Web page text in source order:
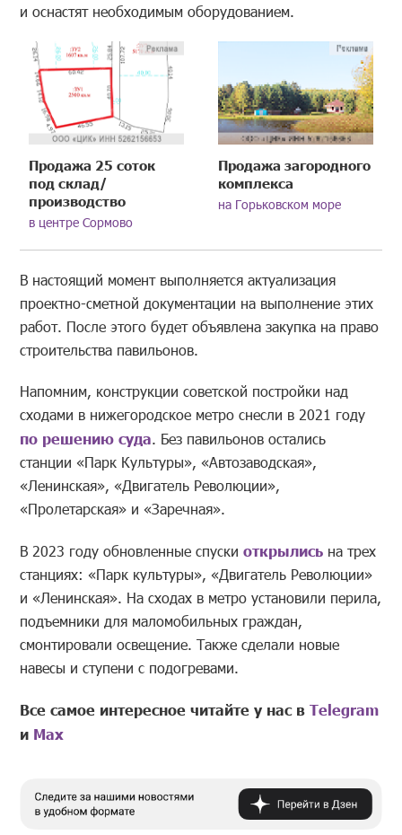
и оснастят необходимым оборудованием.
Продажа 25 соток
под склад/
производство
в центре Сормово
Продажа загородного
комплекса
на Горьковском море
В настоящий момент выполняется актуализация
проектно-сметной документации на выполнение этих
работ. После этого будет объявлена закупка на право
строительства павильонов.
Напомним, конструкции советской постройки над
сходами в нижегородское метро снесли в 2021 году
по решению суда. Без павильонов остались
станции «Парк Культуры», «Автозаводская»,
«Ленинская», «Двигатель Революции»,
«Пролетарская» и «Заречная».
В 2023 году обновленные спуски открылись на трех
станциях: «Парк культуры», «Двигатель Революции»
и «Ленинская». На сходах в метро установили перила,
подъемники для маломобильных граждан,
смонтировали освещение. Также сделали новые
навесы и ступени с подогревами.
Все самое интересное читайте у нас вTelegram
и Mах